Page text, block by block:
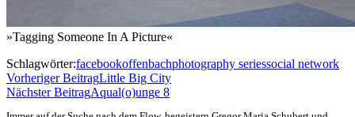
»Tagging Someone In A Picture«
Schlagwörter:facebookoffenbachphotography seriessocial network
Vorheriger BeitragLittle Big City
Nächster BeitragAqual(o)unge 8